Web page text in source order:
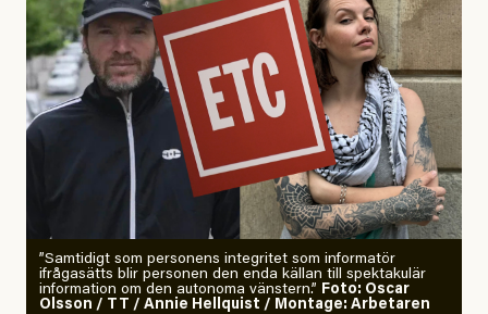
”Samtidigt som personens integritet som informatör
ifrågasätts blir personen den enda källan till spektakulär
information om den autonoma vänstern.” Foto: Oscar
Olsson / TT / Annie Hellquist / Montage: Arbetaren